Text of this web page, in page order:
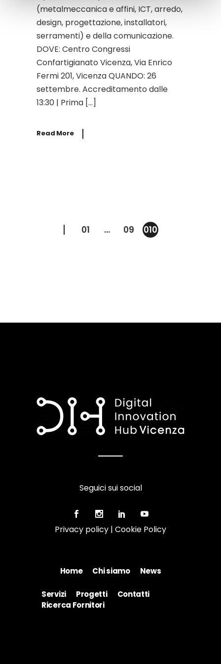
(metalmeccanica e affini, ICT, arredo,
design, progettazione, installatori,
serramenti) e della comunicazione.
DOVE: Centro Congressi
Confartigianato Vicenza, Via Enrico
Fermi 201, Vicenza QUANDO: 26
settembre. Accreditamento dalle
13:30 | Prima […]
Read More
Paginazione
01 … 09 010
Home Chi siamo News
Seguici sui social
Privacy policy | Cookie Policy
Servizi Progetti
Contatti
Ricerca Fornitori